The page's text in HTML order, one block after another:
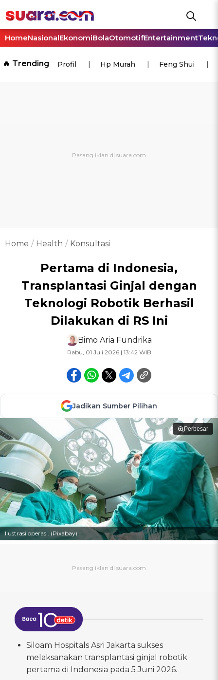
HomeNasionalEkonomiBolaOtomotifEntertainment
🔥 Trending Profil Hp Murah Feng Shui
Home Health Konsultasi
Pertama di Indonesia,
Transplantasi Ginjal dengan
Teknologi Robotik Berhasil
Dilakukan di RS Ini
Bimo Aria Fundrika
Rabu, 01 Juli 2026 | 13:42 WIB
Jadikan Sumber Pilihan
Perbesar
Ilustrasi operasi. (Pixabay)
Siloam Hospitals Asri Jakarta sukses
melaksanakan transplantasi ginjal robotik
pertama di Indonesia pada 5 Juni 2026.